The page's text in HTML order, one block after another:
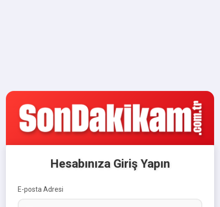
Hesabınıza Giriş Yapın
E-posta Adresi